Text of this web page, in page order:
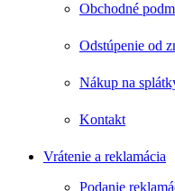
Obchodné
Odstúpenie od
Nákup na
Kontakt
Vrátenie a reklamácia
Podanie